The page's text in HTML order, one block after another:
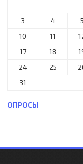
3
4 5
10
11
17
18
24
25
31
ОПРОСЫ